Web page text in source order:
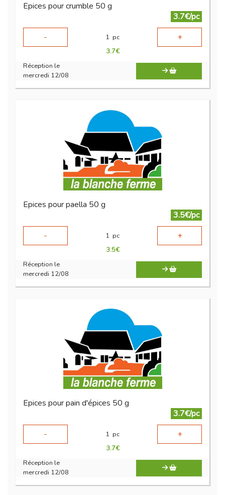
Epices pour crumble 50 g
3.7€/pc
-
1 pc +
3.7€
Réception le
mercredi 12/08
Epices pour paella 50 g
3.5€/pc
-
1 pc +
3.5€
Réception le
mercredi 12/08
Epices pour pain d'épices 50 g
3.7€/pc
-
1 pc +
3.7€
Réception le
mercredi 12/08